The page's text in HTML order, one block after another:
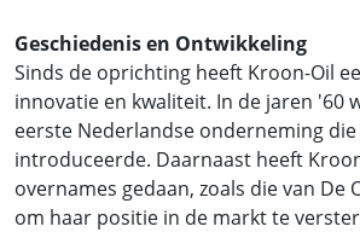
Geschiedenis en Ontwikkeling
Sinds de oprichting heeft Kroon-Oil
innovatie en kwaliteit. In de jaren '60
eerste Nederlandse onderneming
introduceerde. Daarnaast heeft
overnames gedaan, zoals die van De
om haar positie in de markt te